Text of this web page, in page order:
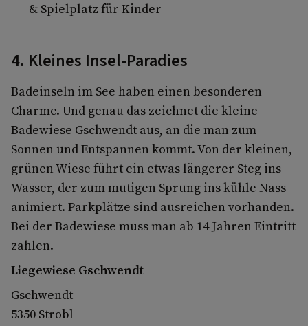
& Spielplatz für Kinder
4. Kleines Insel-Paradies
Badeinseln im See haben einen besonderen
Charme. Und genau das zeichnet die kleine
Badewiese Gschwendt aus, an die man zum
Sonnen und Entspannen kommt. Von der kleinen,
grünen Wiese führt ein etwas längerer Steg ins
Wasser, der zum mutigen Sprung ins kühle Nass
animiert. Parkplätze sind ausreichen vorhanden.
Bei der Badewiese muss man ab 14 Jahren Eintritt
zahlen.
Liegewiese Gschwendt
Gschwendt
5350 Strobl